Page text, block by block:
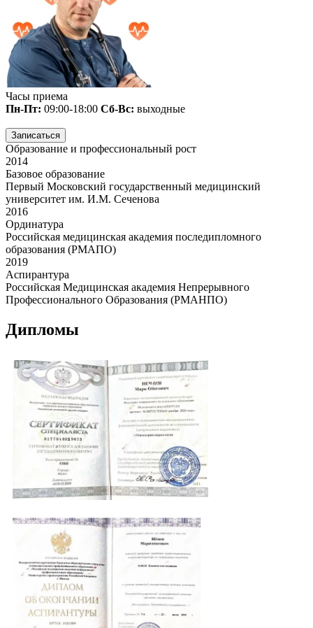
Часы приема
Пн-Пт: 09:00-18:00 Сб-Вс: выходные
Записаться
Образование и профессиональный рост
2014
Базовое образование
Первый Московский государственный медицинский
университет им. И.М. Сеченова
2016
Ординатура
Российская медицинская академия последипломного
образования (РМАПО)
2019
Аспирантура
Российская Медицинская академия Непрерывного
Профессионального Образования (РМАНПО)
Дипломы